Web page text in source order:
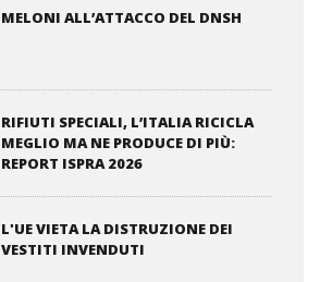
MELONI ALL’ATTACCO DEL DNSH
RIFIUTI SPECIALI, L’ITALIA RICICLA
MEGLIO MA NE PRODUCE DI PIÙ:
REPORT ISPRA 2026
L'UE VIETA LA DISTRUZIONE DEI
VESTITI INVENDUTI